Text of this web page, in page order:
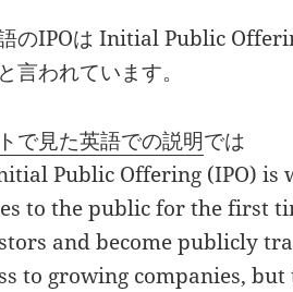
のIPOは Initial Public
言われています。
で見た英語での説明では
Public Offering (IPO) is
to the public for the first
and become publicly
to growing companies,